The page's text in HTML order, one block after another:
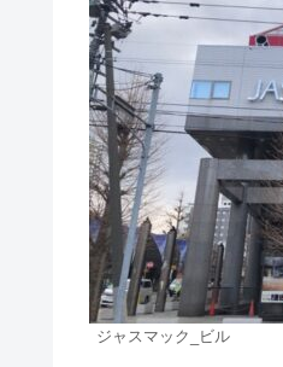
ジャスマック_ビル